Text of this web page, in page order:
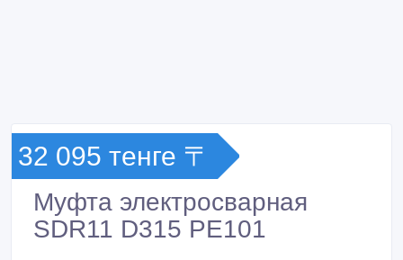
32 095 тенге 〒
Муфта электросварная
SDR11 D315 PE101